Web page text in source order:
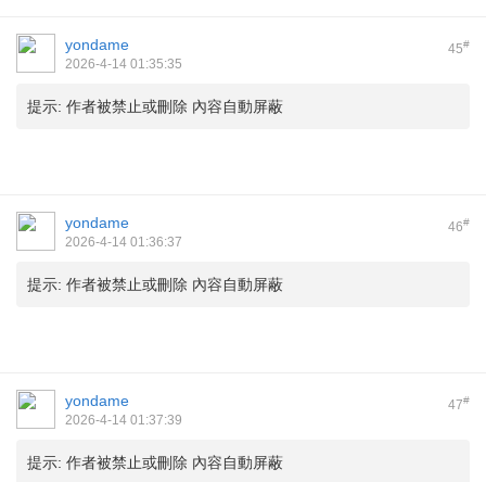
45#
yondame
2026-4-14 01:35:35
提示: 作者被禁止或刪除 內容自動屏蔽
46#
yondame
2026-4-14 01:36:37
提示: 作者被禁止或刪除 內容自動屏蔽
47#
yondame
2026-4-14 01:37:39
提示: 作者被禁止或刪除 內容自動屏蔽